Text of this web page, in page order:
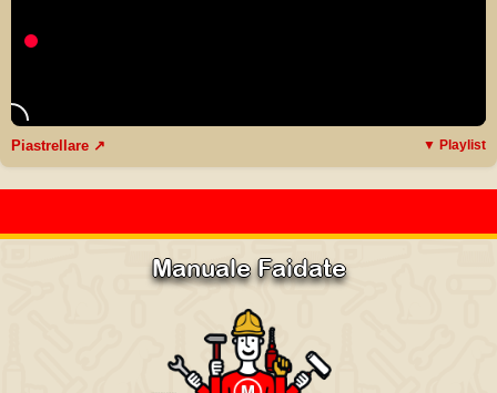
Piastrellare ↗ ▼ Playlist
Manuale Faidate